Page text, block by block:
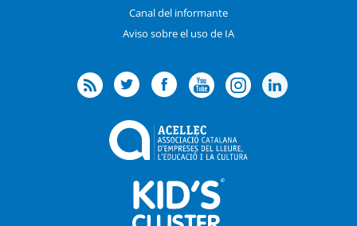
Canal del informante
Aviso sobre el uso de IA